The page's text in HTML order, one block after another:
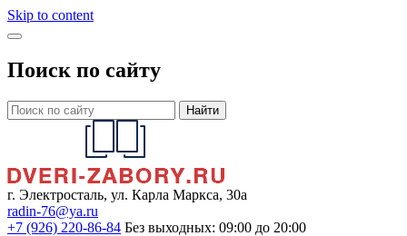
Skip to content
Поиск по сайту
Найти
г. Электросталь, ул. Карла Маркса, 30а
radin-76@ya.ru
+7 (926) 220-86-84 Без выходных: 09:00 до 20:00